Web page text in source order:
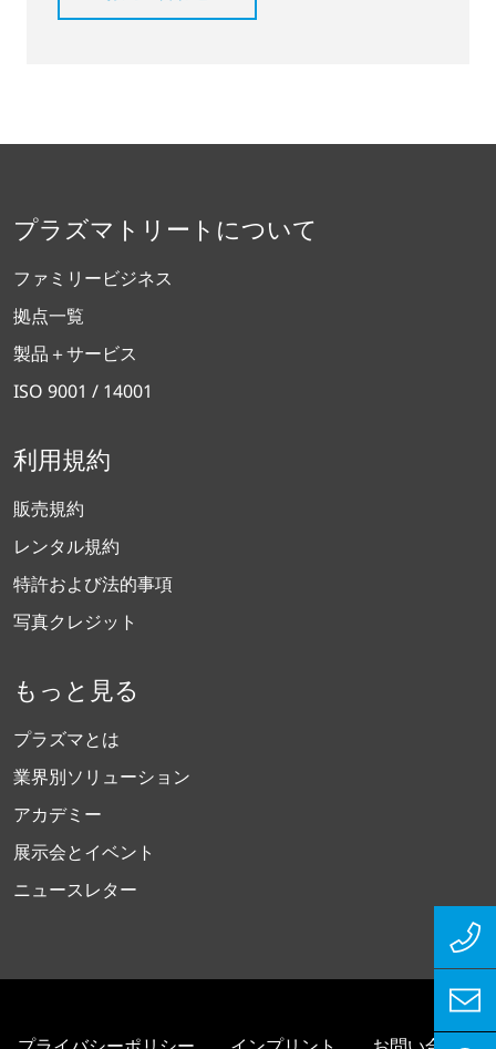
プラズマトリートについて
ファミリービジネス
拠点一覧
製品＋サービス
ISO 9001 / 14001
利用規約
販売規約
レンタル規約
特許および法的事項
写真クレジット
もっと見る
プラズマとは
業界別ソリューション
アカデミー
展示会とイベント
ニュースレター